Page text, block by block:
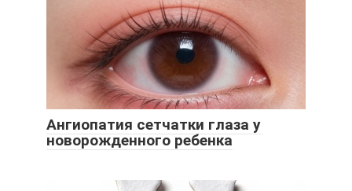
Ангиопатия сетчатки глаза у
новорожденного ребенка